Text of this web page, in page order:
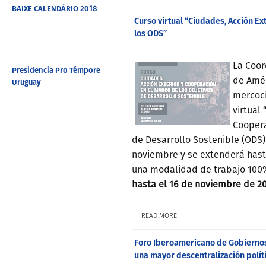
BAIXE CALENDÁRIO 2018
Presidencia Pro Témpore
Uruguay
Curso virtual “Ciudades, Acción
los ODS”
La
de
virtual
de Desarrollo Sostenible
noviembre y se extenderá
una modalidad de trabajo
hasta el 16 de noviembre de
READ MORE
Foro Iberoamericano de
una mayor descentralización